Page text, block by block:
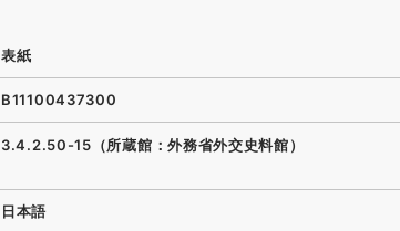
表紙
B11100437300
3.4.2.50-15（所蔵館：外務省外交史料館）
日本語